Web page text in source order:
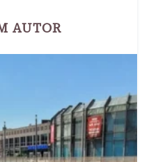
AUTOR